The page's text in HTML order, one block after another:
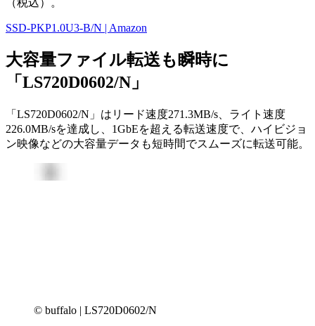
（税込）。
SSD-PKP1.0U3-B/N | Amazon
大容量ファイル転送も瞬時に
「LS720D0602/N」
「LS720D0602/N」はリード速度271.3MB/s、ライト速度
226.0MB/sを達成し、1GbEを超える転送速度で、ハイビジョ
ン映像などの大容量データも短時間でスムーズに転送可能。
© buffalo | LS720D0602/N